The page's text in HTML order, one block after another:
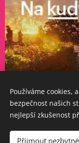
© 1996-2025
Používáme cookies,
bezpečnost našich
nejlepší zkušenost
Přijmout nezbytné